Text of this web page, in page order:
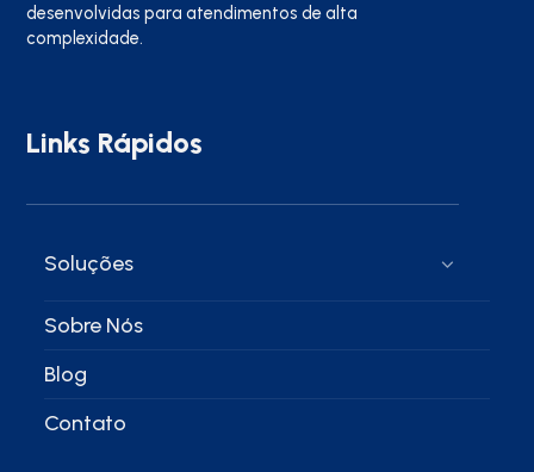
desenvolvidas para atendimentos de alta
complexidade.
Links Rápidos
Soluções
Sobre Nós
Blog
Contato